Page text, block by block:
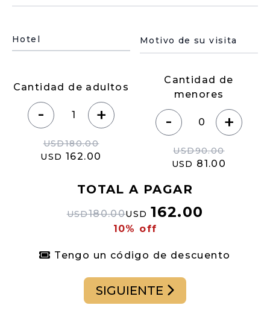
Hotel Motivo de su visita
Cantidad de adultos
- +
USD180.00
USD 162.00
Cantidad de
menores
- +
USD90.00
USD 81.00
TOTAL A PAGAR
USD180.00USD 162.00
10% off
Tengo un código de descuento
SIGUIENTE